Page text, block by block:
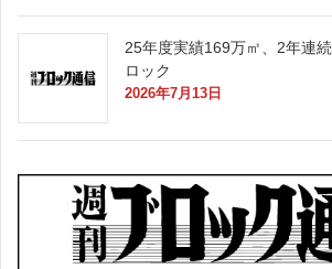
25年度実績169万㎡、2年連
ロック
2026年7月13日